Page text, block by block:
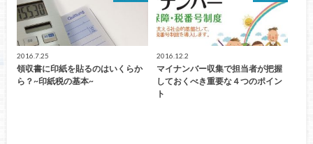
2016.7.25
領収書に印紙を貼るのはいくらか
ら？~印紙税の基本~
2016.12.2
マイナンバー収集で担当者が把握
しておくべき重要な４つのポイン
ト